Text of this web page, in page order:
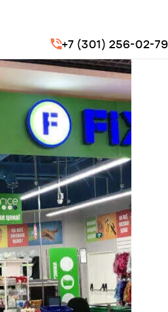
+7 (301) 256-02-79
Перевозка сотрудников